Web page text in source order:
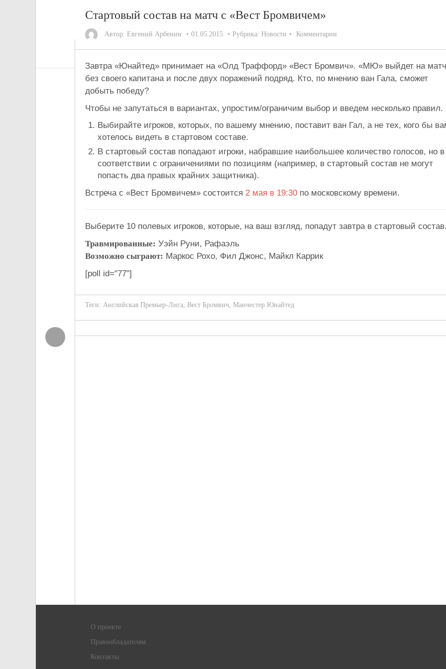
Стартовый состав на матч с «Вест Бромвичем»
Автор: Евгений Арбенин 01.05.2015 Рубрика: Новости Комментарии
Завтра «Юнайтед» принимает на «Олд Траффорд» «Вест Бромвич». «МЮ» выйдет на матч
без своего капитана и после двух поражений подряд. Кто, по мнению ван Гала, сможет
добыть победу?
Чтобы не запутаться в вариантах, упростим/ограничим выбор и введем несколько правил.
Выбирайте игроков, которых, по вашему мнению, поставит ван Гал, а не тех, кого бы
хотелось видеть в стартовом составе.
В стартовый состав попадают игроки, набравшие наибольшее количество голосов, но в
соответствии с ограничениями по позициям (например, в стартовый состав не могут
попасть два правых крайних защитника).
Встреча с «Вест Бромвичем» состоится 2 мая в 19:30 по московскому времени.
Выберите 10 полевых игроков, которые, на ваш взгляд, попадут завтра в стартовый
Травмированные: Уэйн Руни, Рафаэль
Возможно сыграют: Маркос Рохо, Фил Джонс, Майкл Каррик
[poll id="77"]
Теги: Английская Премьер-Лига, Вест Бромвич, Манчестер Юнайтед
О проекте
Правообладателям
Контакты